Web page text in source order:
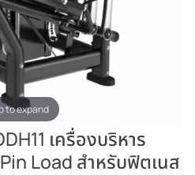
to expand
เครื่องบริหาร
Load สำหรับฟิตเนส